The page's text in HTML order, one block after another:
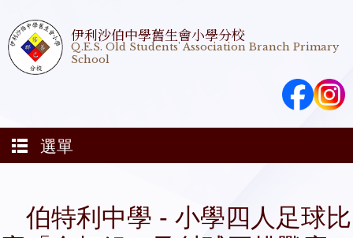
伊利沙伯中學舊生會小學分校
Q.E.S. Old Students' Association Branch Primary
School
選單
伯特利中學 - 小學四人足球比